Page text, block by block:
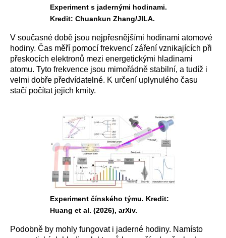
Experiment s jadernými hodinami.
Kredit: Chuankun Zhang/JILA.
V současné době jsou nejpřesnějšími hodinami atomové
hodiny. Čas měří pomocí frekvencí záření vznikajících při
přeskocích elektronů mezi energetickými hladinami
atomu. Tyto frekvence jsou mimořádně stabilní, a tudíž i
velmi dobře předvídatelné. K určení uplynulého času
stačí počítat jejich kmity.
Experiment čínského týmu. Kredit:
Huang et al. (2026), arXiv.
Podobně by mohly fungovat i jaderné hodiny. Namísto